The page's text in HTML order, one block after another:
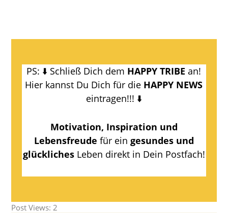
PS: ⬇️ Schließ Dich dem HAPPY TRIBE an!
Hier kannst Du Dich für die HAPPY NEWS
eintragen!!! ⬇️
Motivation, Inspiration und
Lebensfreude für ein gesundes und
glücklichesLeben direkt in Dein Postfach!
Post Views: 2